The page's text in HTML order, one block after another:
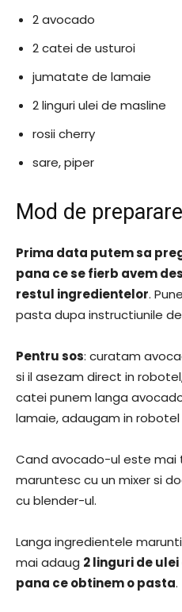
2 avocado
2 catei de usturoi
jumatate de lamaie
2 linguri ulei de masline
rosii cherry
sare, piper
Mod de preparare
Prima data putem sa
pana ce se fierb avem
restul ingredientelor.
pasta dupa instructiunile
Pentru sos: curatam
si il asezam direct in
catei punem langa
lamaie, adaugam in robotel
Cand avocado-ul este mai
maruntesc cu un mixer si
cu blender-ul.
Langa ingredientele
mai adaug 2 linguri de
pana ce obtinem o pasta.